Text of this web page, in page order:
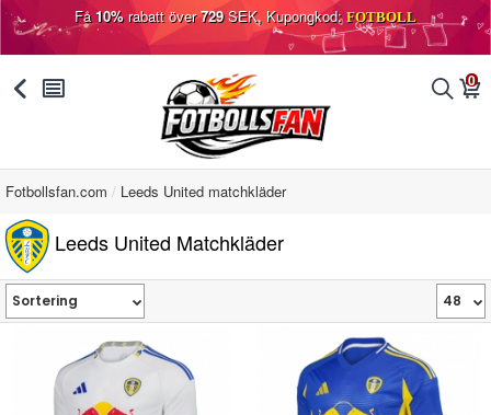
Få10%rabatt över729SEK, Kupongkod: FOTBOLL
󰅯 󰂩 󰂨 0
󰃦
Fotbollsfan.com Leeds United matchkläder
Leeds United Matchkläder